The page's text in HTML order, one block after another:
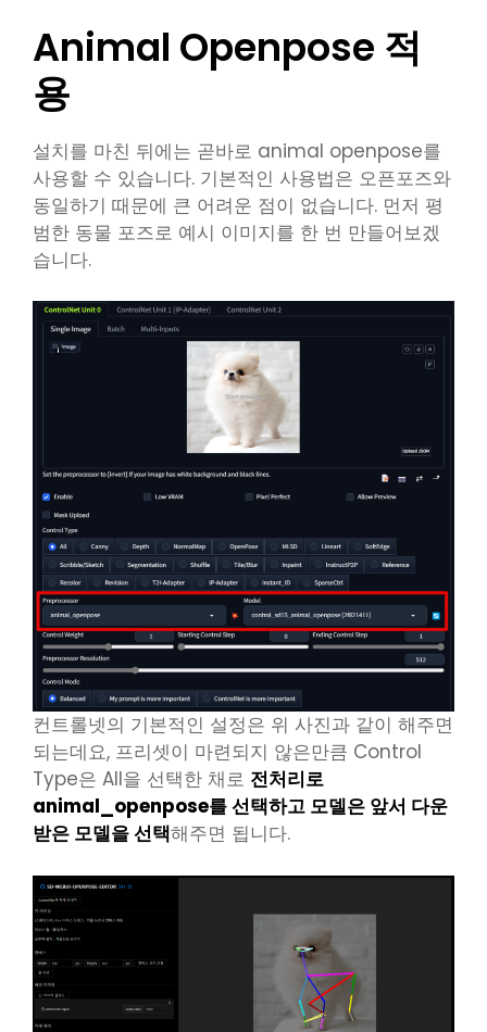
Animal Openpose 적
용
설치를 마친 뒤에는 곧바로 animal openpose를
사용할 수 있습니다. 기본적인 사용법은 오픈포즈와
동일하기 때문에 큰 어려운 점이 없습니다. 먼저 평
범한 동물 포즈로 예시 이미지를 한 번 만들어보겠
습니다.
컨트롤넷의 기본적인 설정은 위 사진과 같이 해주면
되는데요, 프리셋이 마련되지 않은만큼 Control
Type은 All을 선택한 채로 전처리로
animal_openpose를 선택하고 모델은 앞서 다운
받은 모델을 선택해주면 됩니다.